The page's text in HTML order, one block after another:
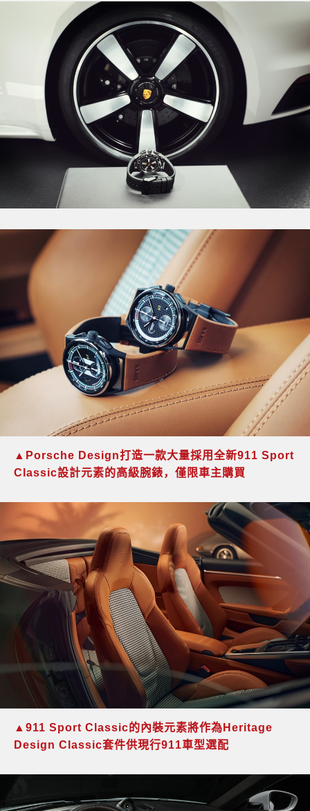
▲ Porsche Design打造一款大量採用全新911 Sport
Classic設計元素的高級腕錶，僅限車主購買
▲ 911 Sport Classic的內裝元素將作為 Heritage
Design Classic套件供現行911車型選配